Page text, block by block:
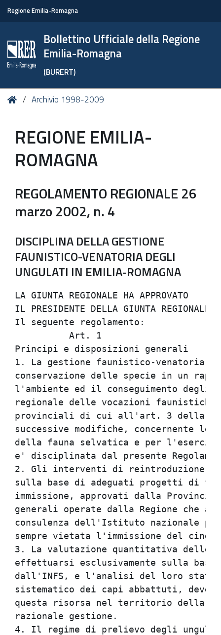
Regione Emilia-Romagna
Bollettino Ufficiale della Regione
Emilia-Romagna
(BURERT)
Tu HomeArchivio 1998-2009
REGIONE EMILIA-
ROMAGNA
REGOLAMENTO REGIONALE 26
marzo 2002, n. 4
DISCIPLINA DELLA GESTIONE
FAUNISTICO-VENATORIA DEGLI
UNGULATI IN EMILIA-ROMAGNA
LA GIUNTA
IL PRESIDENTE DELLA
Il seguente
Principi e
1. La gestione faunistico-
conservazione delle specie
l'ambiente ed il
regionale delle vocazioni
provinciali di cui all'art. 3
successive modifiche,
della fauna selvatica e per
e' disciplinata dal
2. Gli interventi di
sulla base di adeguati
immissione, approvati dalla
generali operate dalla
consulenza dell'Istituto
sempre vietata
3. La valutazione
effettuarsi esclusivamente
dall'INFS, e l'analisi del loro
sistematico dei capi abbattuti,
questa risorsa nel
4. Il regime di prelievo